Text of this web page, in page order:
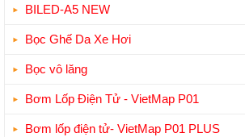
BILED-A5 NEW
Bọc Ghế Da Xe Hơi
Bọc vô lăng
Bơm Lốp Điện Tử - VietMap P01
Bơm lốp điện tử- VietMap P01 PLUS